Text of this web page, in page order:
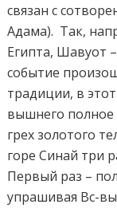
связан с
Адама). Так,
Египта, Шавуот
событие
традиции, в
вышнего
грех золотого
горе Синай три
Первый раз –
упрашивая Вс-